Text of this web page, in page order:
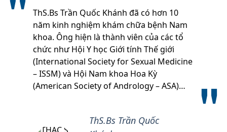
ThS.Bs Trần Quốc Khánh đã có hơn 10
năm kinh nghiệm khám chữa bệnh Nam
khoa. Ông hiện là thành viên của các tổ
chức như Hội Y học Giới tính Thế giới
(International Society for Sexual Medicine
– ISSM) và Hội Nam khoa Hoa Kỳ
(American Society of Andrology – ASA)…
ThS.Bs Trần Quốc